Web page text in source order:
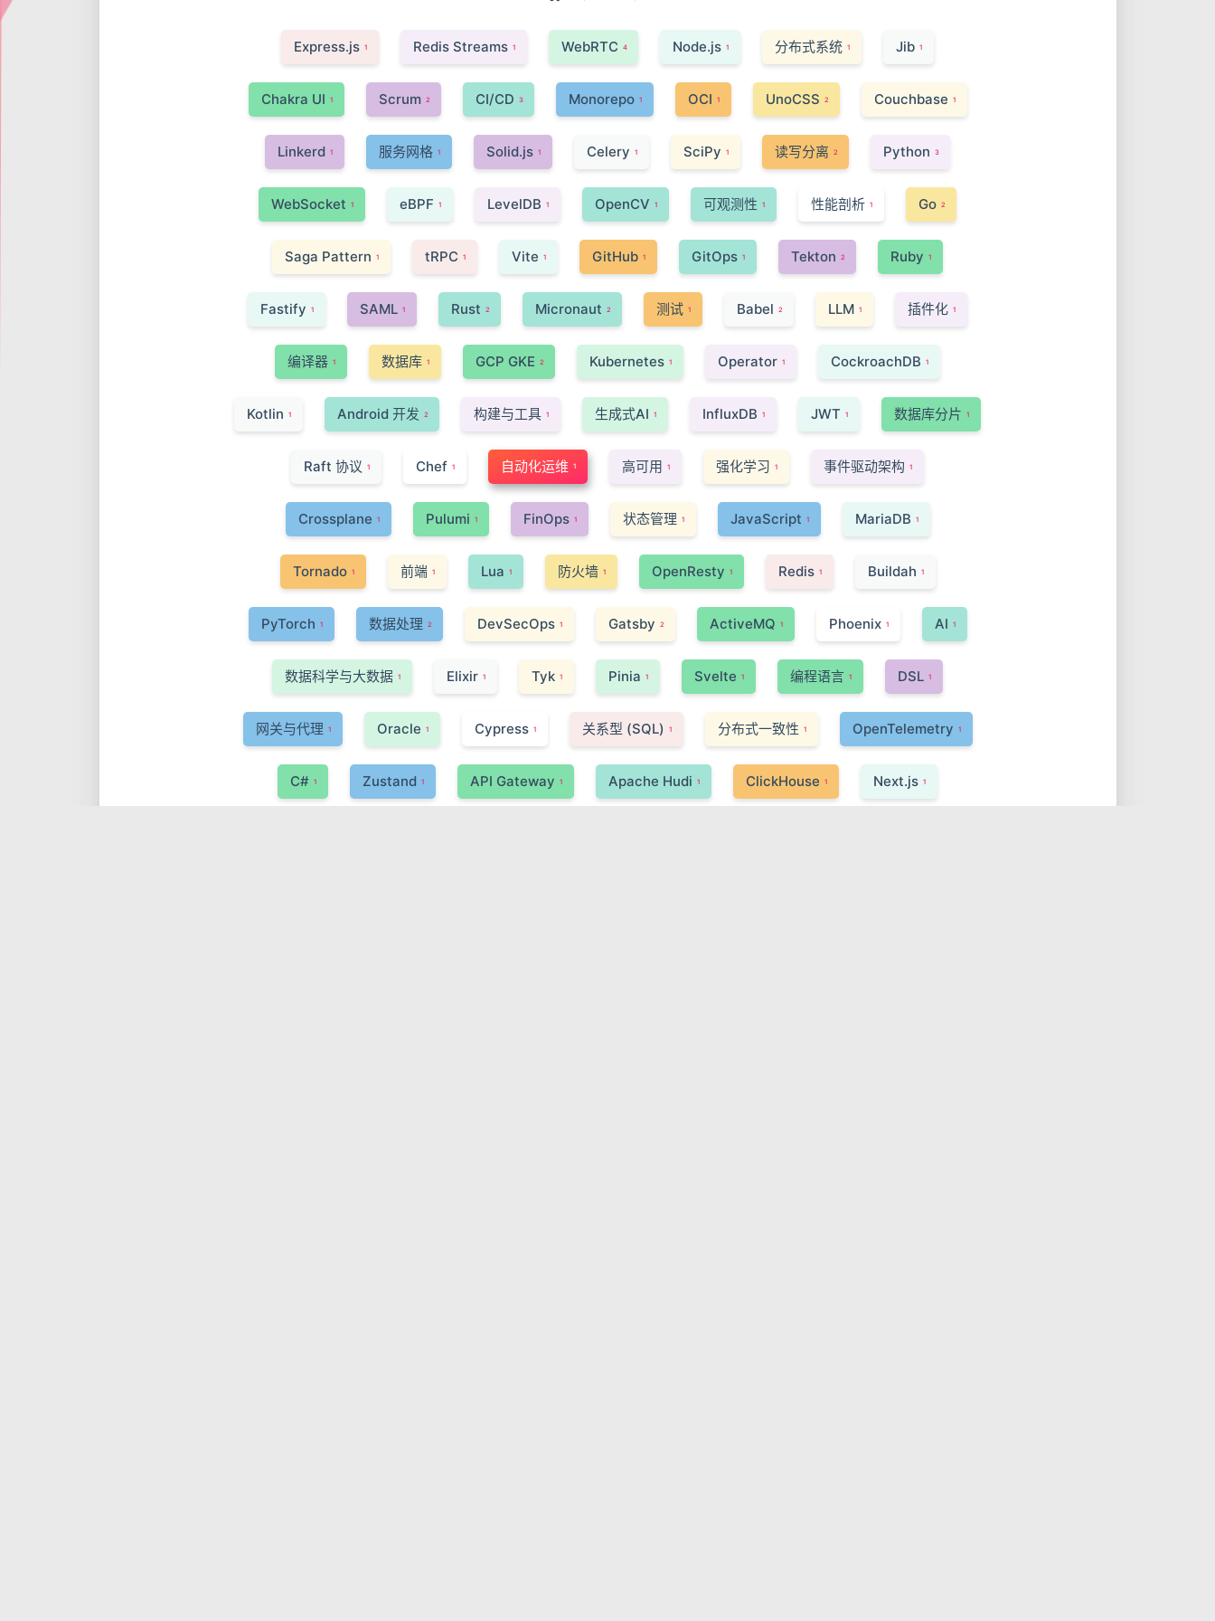
Express.js 1 Redis Streams 1 WebRTC 4 Node.js 1 分布式系统 1 Jib 1
Chakra UI 1 Scrum 2 CI/CD 3 Monorepo 1 OCI 1 UnoCSS 2 Couchbase 1
Linkerd 1 服务网格 1 Solid.js 1 Celery 1 SciPy 1 读写分离 2 Python 3
WebSocket 1 eBPF 1 LevelDB 1 OpenCV 1 可观测性 1 性能剖析 1 Go 2
Saga Pattern 1 tRPC 1 Vite 1 GitHub 1 GitOps 1 Tekton 2 Ruby 1
Fastify 1 SAML 1 Rust 2 Micronaut 2 测试 1 Babel 2 LLM 1 插件化 1
编译器 1 数据库 1 GCP GKE 2 Kubernetes 1 Operator 1 CockroachDB 1
Kotlin 1 Android 开发 2 构建与工具 1 生成式AI 1 InfluxDB 1 JWT 1 数据库分片 1
Raft 协议 1 Chef 1 自动化运维 1 高可用 1 强化学习 1 事件驱动架构 1
Crossplane 1 Pulumi 1 FinOps 1 状态管理 1 JavaScript 1 MariaDB 1
Tornado 1 前端 1 Lua 1 防火墙 1 OpenResty 1 Redis 1 Buildah 1
PyTorch 1 数据处理 2 DevSecOps 1 Gatsby 2 ActiveMQ 1 Phoenix 1 AI 1
数据科学与大数据 1 Elixir 1 Tyk 1 Pinia 1 Svelte 1 编程语言 1 DSL 1
网关与代理 1 Oracle 1 Cypress 1 关系型 (SQL) 1 分布式一致性 1 OpenTelemetry 1
C# 1 Zustand 1 API Gateway 1 Apache Hudi 1 ClickHouse 1 Next.js 1